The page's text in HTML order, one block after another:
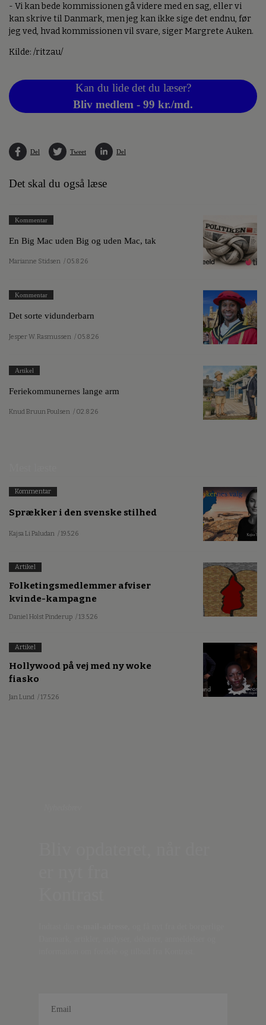
- Vi kan bede kommissionen gå videre med en sag, eller vi
kan skrive til Danmark, men jeg kan ikke sige det endnu, før
jeg ved, hvad kommissionen vil svare, siger Margrete Auken.
Kilde: /ritzau/
Kan du lide det du læser?
Bliv medlem - 99 kr./md.
Del Tweet Del
Det skal du også læse
Kommentar
En Big Mac uden Big og uden Mac, tak
Marianne Stidsen / 05.8.26
Kommentar
Det sorte vidunderbarn
Jesper W. Rasmussen / 05.8.26
Artikel
Feriekommunernes lange arm
Knud Bruun Poulsen / 02.8.26
Kommentar
Sprækker i den svenske stilhed
Kajsa Li Paludan / 19.5.26
Artikel
Folketingsmedlemmer afviser
kvinde-kampagne
Daniel Holst Pinderup / 13.5.26
Artikel
Hollywood på vej med ny woke
fiasko
Jan Lund / 17.5.26